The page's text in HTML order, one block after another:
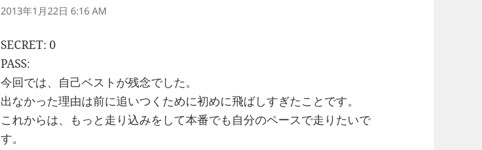
り:
2013年1月22日 6:16 AM
SECRET: 0
PASS:
今回では、自己ベストが残念でした。
出なかった理由は前に追いつくために初めに飛ばしすぎたことです。
これからは、もっと走り込みをして本番でも自分のペースで走りたいで
す。